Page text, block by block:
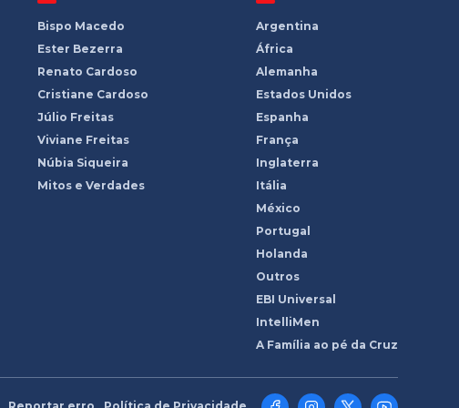
Bispo Macedo
Ester Bezerra
Renato Cardoso
Cristiane Cardoso
Júlio Freitas
Viviane Freitas
Núbia Siqueira
Mitos e Verdades
Argentina
África
Alemanha
Estados Unidos
Espanha
França
Inglaterra
Itália
México
Portugal
Holanda
Outros
EBI Universal
IntelliMen
A Família ao pé da Cruz